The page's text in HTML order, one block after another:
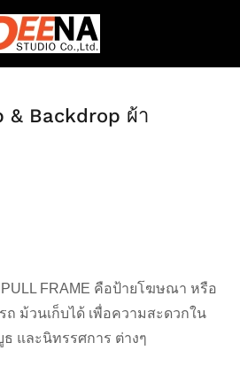
& Backdrop ผ้า
PULL FRAME คือป้ายโฆษณา หรือ
ม้วนเก็บได้ เพื่อความสะดวกใน
และนิทรรศการ ต่างๆ